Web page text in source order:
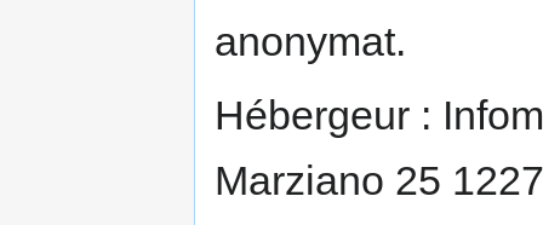
anonymat.
Hébergeur :
Marziano 25